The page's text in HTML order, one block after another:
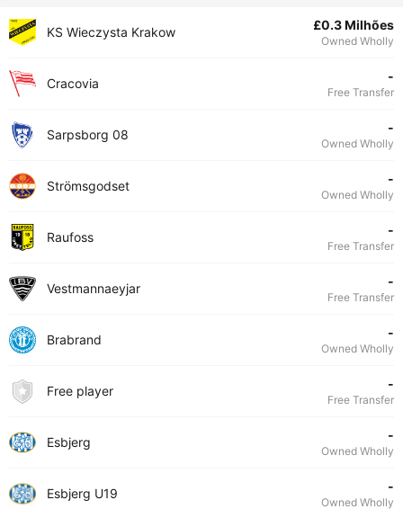
KS Wieczysta Krakow £0.3 Milhões
Owned Wholly
Cracovia -
Free Transfer
Sarpsborg 08 -
Owned Wholly
Strömsgodset -
Owned Wholly
Raufoss -
Free Transfer
Vestmannaeyjar -
Free Transfer
Brabrand -
Owned Wholly
Free player -
Free Transfer
Esbjerg -
Owned Wholly
Esbjerg U19 -
Owned Wholly